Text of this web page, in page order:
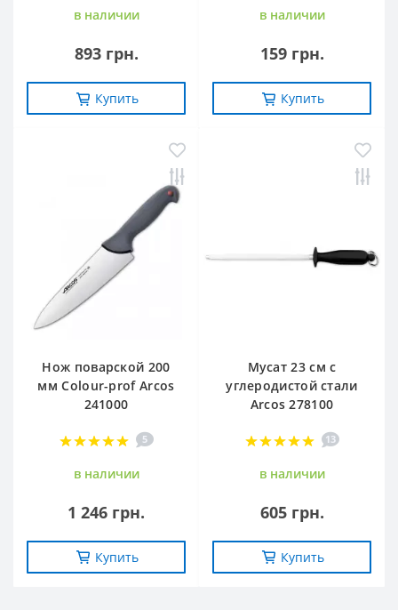
в наличии
893 грн.
Купить
в наличии
159 грн.
Купить
Нож поварской 200
мм Сolour-prof Arcos
241000
5
в наличии
1 246 грн.
Купить
Мусат 23 см с
углеродистой стали
Arcos 278100
13
в наличии
605 грн.
Купить